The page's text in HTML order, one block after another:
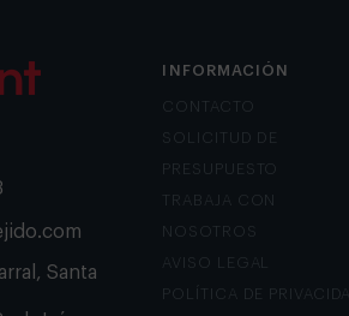
Santa
INFORMACIÓN
CONTACTO
SOLICITUD DE
TRABAJA CON
AVISO LEGAL
POLÍTICA DE